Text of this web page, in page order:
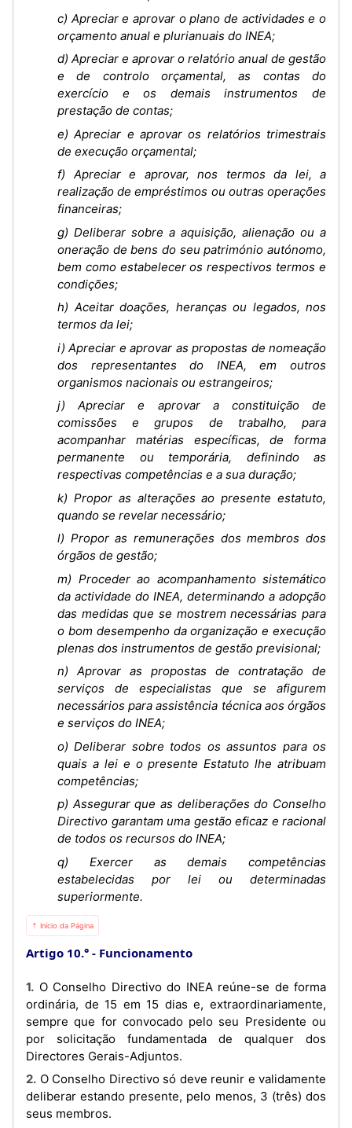
c) Apreciar e aprovar o plano de actividades e o
orçamento anual e plurianuais do INEA;
d) Apreciar e aprovar o relatório anual de gestão
e de controlo orçamental, as contas do
exercício e os demais instrumentos de
prestação de contas;
e) Apreciar e aprovar os relatórios trimestrais
de execução orçamental;
f) Apreciar e aprovar, nos termos da lei, a
realização de empréstimos ou outras operações
financeiras;
g) Deliberar sobre a aquisição, alienação ou a
oneração de bens do seu património autónomo,
bem como estabelecer os respectivos termos e
condições;
h) Aceitar doações, heranças ou legados, nos
termos da lei;
i) Apreciar e aprovar as propostas de nomeação
dos representantes do INEA, em outros
organismos nacionais ou estrangeiros;
j) Apreciar e aprovar a constituição de
comissões e grupos de trabalho, para
acompanhar matérias específicas, de forma
permanente ou temporária, definindo as
respectivas competências e a sua duração;
k) Propor as alterações ao presente estatuto,
quando se revelar necessário;
l) Propor as remunerações dos membros dos
órgãos de gestão;
m) Proceder ao acompanhamento sistemático
da actividade do INEA, determinando a adopção
das medidas que se mostrem necessárias para
o bom desempenho da organização e execução
plenas dos instrumentos de gestão previsional;
n) Aprovar as propostas de contratação de
serviços de especialistas que se afigurem
necessários para assistência técnica aos órgãos
e serviços do INEA;
o) Deliberar sobre todos os assuntos para os
quais a lei e o presente Estatuto lhe atribuam
competências;
p) Assegurar que as deliberações do Conselho
Directivo garantam uma gestão eficaz e racional
de todos os recursos do INEA;
q) Exercer as demais competências
estabelecidas por lei ou determinadas
superiormente.
⇡ Início da Página
Artigo 10.° Funcionamento
1. O Conselho Directivo do INEA reúne-se de forma
ordinária, de 15 em 15 dias e, extraordinariamente,
sempre que for convocado pelo seu Presidente ou
por solicitação fundamentada de qualquer dos
Directores Gerais-Adjuntos.
2. O Conselho Directivo só deve reunir e validamente
deliberar estando presente, pelo menos, 3 (três) dos
seus membros.